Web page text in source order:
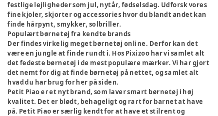
festlige lejligheder som jul, nytår, fødselsdag. Udforsk vores
fine kjoler, skjorter og accessories hvor du blandt andet kan
finde hårpynt, smykker, solbriller.
Populært børnetøj fra kendte brands
Der findes virkelig meget børnetøj online. Derfor kan det
være en jungle at finde rundt i. Hos Pixizoo har vi samlet alt
det fedeste børnetøj i de mest populære mærker. Vi har gjort
det nemt for dig at finde børnetøj på nettet, og samlet alt
hvad du har brug for her på siden.
Petit Piaoer et nyt brand, som laver smart børnetøj i høj
kvalitet. Det er blødt, behageligt og rart for barnet at have
på. Petit Piao er særlig kendt for at have et stilrent og